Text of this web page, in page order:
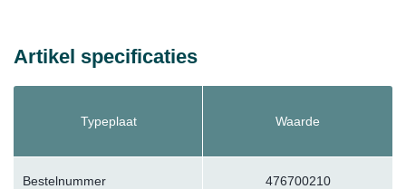
Artikel specificaties
Typeplaat Waarde
Bestelnummer 476700210